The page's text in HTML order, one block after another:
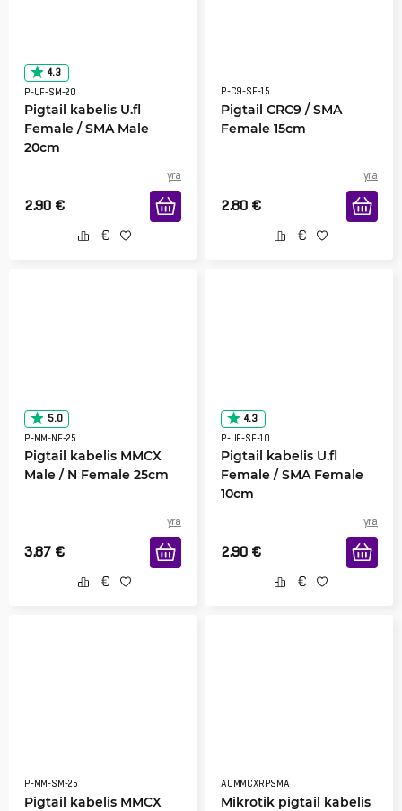
4.3
P-UF-SM-20
Pigtail kabelis U.fl
Female / SMA Male
20cm
yra
2.90 €
P-C9-SF-15
Pigtail CRC9 / SMA
Female 15cm
yra
2.80 €
5.0
P-MM-NF-25
Pigtail kabelis MMCX
Male / N Female 25cm
yra
3.87 €
4.3
P-UF-SF-10
Pigtail kabelis U.fl
Female / SMA Female
10cm
yra
2.90 €
P-MM-SM-25
Pigtail kabelis MMCX
ACMMCXRPSMA
Mikrotik pigtail kabelis